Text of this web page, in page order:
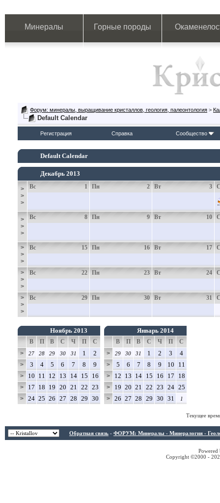
Минералы Горные породы
Форум: минералы, выращивание кристаллов, геология, палеонтология >
Default Calendar
Регистрация Справка Сообщество
Default Calendar
Декабрь 2013
>
>
>
1
Вс 2
Пн 3
Вт
>
>
>
8
Вс 9
Пн 10
Вт
>
>
>
15
Вс 16
Пн 17
Вт
>
>
>
22
Вс 23
Пн 24
Вт
>
>
>
29
Вс 30
Пн 31
Вт
Ноябрь 2013
В П В С Ч П
С
>
27 28 29 30 31 1 2
> 3 4 5 6 7 8 9
> 10 11 12 13 14 15 16
> 17 18 19 20 21 22 23
> 24 25 26 27 28 29 30
Январь 2014
В П В С Ч П
С
>
29 30 31 1 2 3 4
> 5 6 7 8 9 10 11
> 12 13 14 15 16 17 18
> 19 20 21 22 23 24 25
> 26 27 28 29 30 31 1
Текущее
Обратная связь - ФОРУМ: Минералы - Минералогия -
Copyright ©2000 -